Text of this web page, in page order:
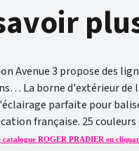
Avenue 3 propose des
La borne d'extérieur de
parfaite pour
française. 25
catalogue ROGER PRADIER en